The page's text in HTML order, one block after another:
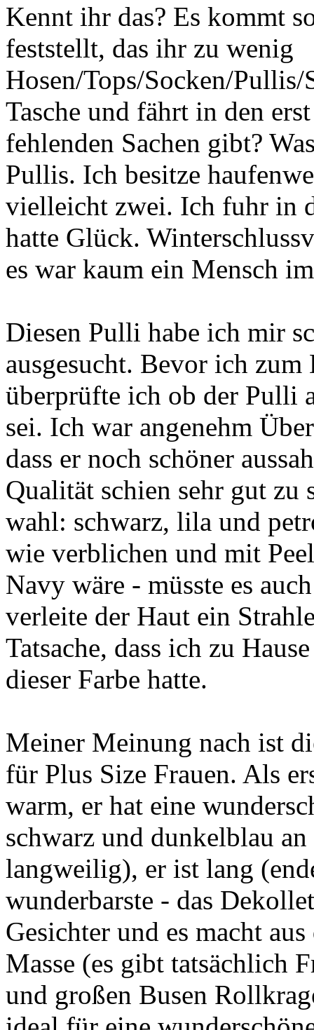
Kennt ihr das? Es kommt
feststellt, das ihr zu wenig
Hosen/Tops/Socken/
Tasche und fährt in den
fehlenden Sachen gibt?
Pullis. Ich besitze
vielleicht zwei. Ich fuhr in
hatte Glück.
es war kaum ein Mensch
Diesen Pulli habe ich mir
ausgesucht. Bevor ich zum
überprüfte ich ob der Pulli
sei. Ich war angenehm
dass er noch schöner
Qualität schien sehr gut zu
wahl: schwarz, lila und
wie verblichen und mit
Navy wäre - müsste es
verleite der Haut ein
Tatsache, dass ich zu
dieser Farbe hatte.
Meiner Meinung nach ist
für Plus Size Frauen. Als
warm, er hat eine
schwarz und dunkelblau
langweilig), er ist lang
wunderbarste - das
Gesichter und es macht
Masse (es gibt tatsächlich
und großen Busen